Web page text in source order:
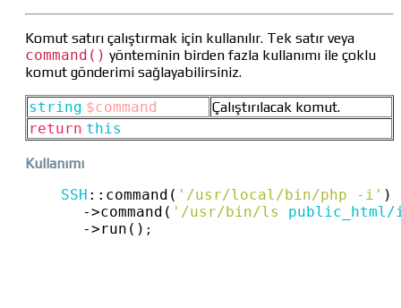
Komut satırı çalıştırmak için kullanılır. Tek satır veya
command() yönteminin birden fazla kullanımı ile çoklu
komut gönderimi sağlayabilirsiniz.
string $command
Çalıştırılacak komut.
return this
Kullanımı
SSH :: command( '/usr/local/bin/php -i' )
->command( '/usr/bin/ls public_html/
->run() ;